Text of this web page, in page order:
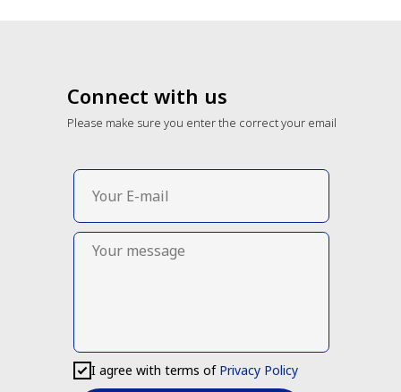
Connect with us
I agree with terms of Privacy Policy
Please make sure you enter the correct your email